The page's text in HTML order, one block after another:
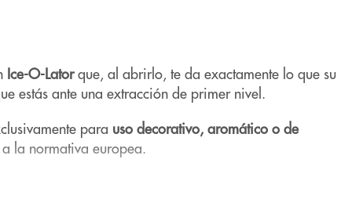
Ice-O-Latorque, al abrirlo, te da exactamente lo que su
estás ante una extracción de primer nivel.
para uso decorativo, aromático o de
la normativa europea.